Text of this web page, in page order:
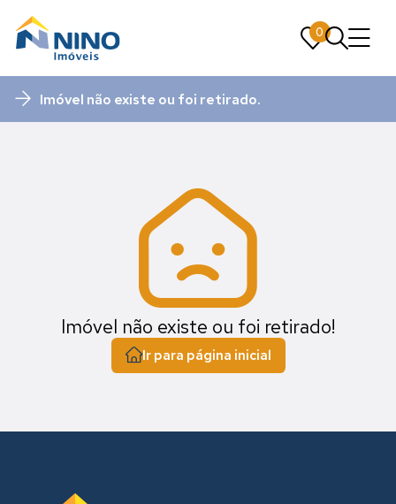
0
0
Imóvel não existe ou foi retirado.
Imóvel não existe ou foi retirado!
Ir para página inicial